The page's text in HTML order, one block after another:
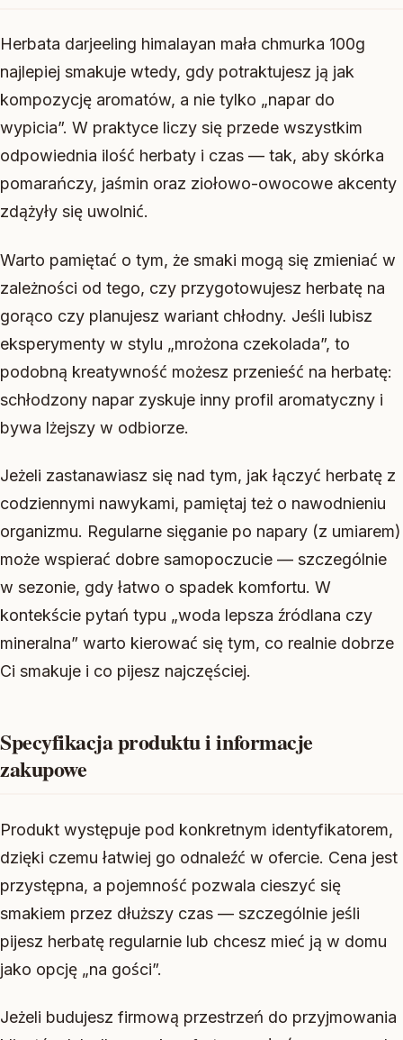
Herbata darjeeling himalayan mała chmurka 100g
najlepiej smakuje wtedy, gdy potraktujesz ją jak
kompozycję aromatów, a nie tylko „napar do
wypicia”. W praktyce liczy się przede wszystkim
odpowiednia ilość herbaty i czas — tak, aby skórka
pomarańczy, jaśmin oraz ziołowo-owocowe akcenty
zdążyły się uwolnić.
Warto pamiętać o tym, że smaki mogą się zmieniać w
zależności od tego, czy przygotowujesz herbatę na
gorąco czy planujesz wariant chłodny. Jeśli lubisz
eksperymenty w stylu „mrożona czekolada”, to
podobną kreatywność możesz przenieść na herbatę:
schłodzony napar zyskuje inny profil aromatyczny i
bywa lżejszy w odbiorze.
Jeżeli zastanawiasz się nad tym, jak łączyć herbatę z
codziennymi nawykami, pamiętaj też o nawodnieniu
organizmu. Regularne sięganie po napary (z umiarem)
może wspierać dobre samopoczucie — szczególnie
w sezonie, gdy łatwo o spadek komfortu. W
kontekście pytań typu „woda lepsza źródlana czy
mineralna” warto kierować się tym, co realnie dobrze
Ci smakuje i co pijesz najczęściej.
Specyfikacja produktu i informacje
zakupowe
Produkt występuje pod konkretnym identyfikatorem,
dzięki czemu łatwiej go odnaleźć w ofercie. Cena jest
przystępna, a pojemność pozwala cieszyć się
smakiem przez dłuższy czas — szczególnie jeśli
pijesz herbatę regularnie lub chcesz mieć ją w domu
jako opcję „na gości”.
Jeżeli budujesz firmową przestrzeń do przyjmowania